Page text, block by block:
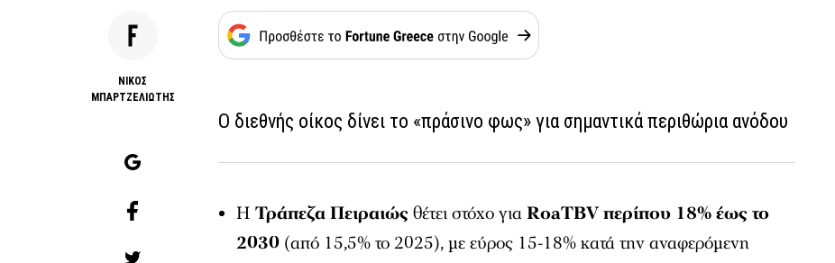
ΝΙΚΟΣ
ΜΠΑΡΤΖΕΛΙΩΤΗΣ
Ο διεθνής οίκος δίνει το «πράσινο φως» για σημαντικά περιθώρια ανόδου
ΗΤράπεζα Πειραιώς θέτει στόχο για RoaTBV περίπου 18% έως το
2030 (από 15,5% το 2025), με εύρος 15-18% κατά την αναφερόμενη